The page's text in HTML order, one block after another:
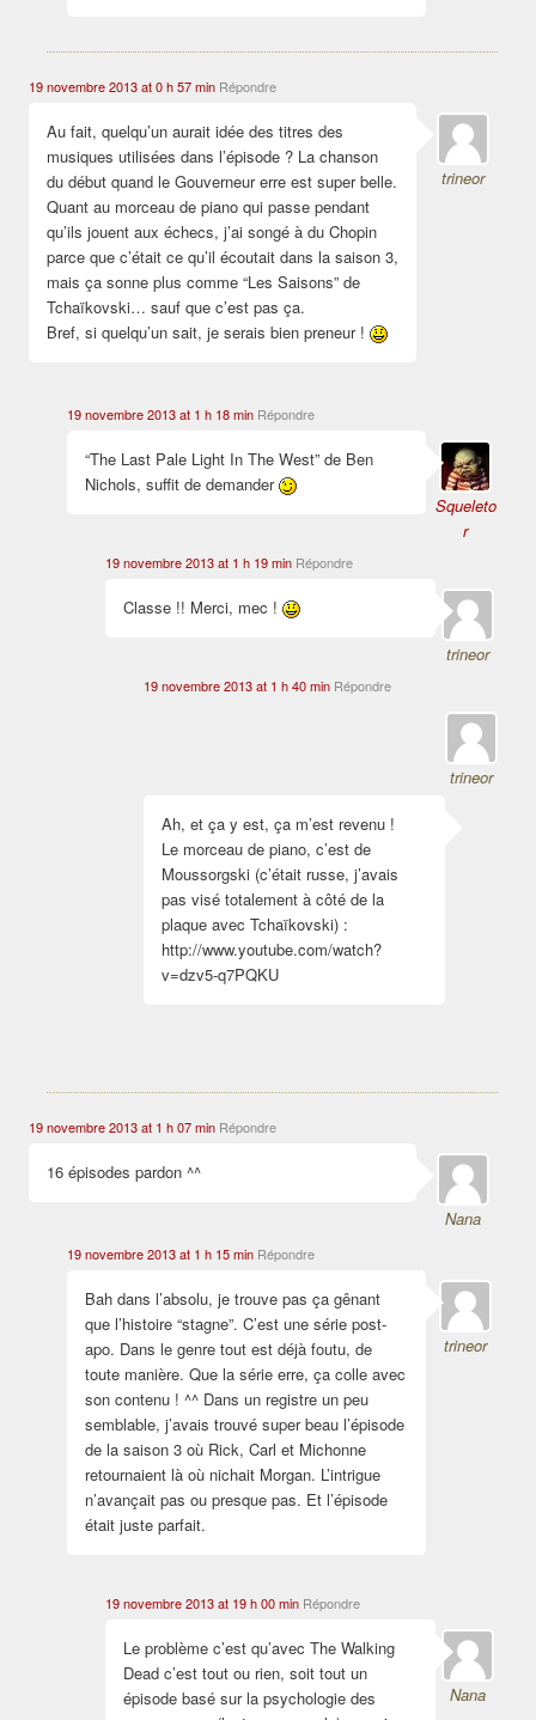
trineor
19 novembre 2013 at 0 h 57 min Répondre
Au fait, quelqu’un aurait idée des titres des
musiques utilisées dans l’épisode ? La chanson
du début quand le Gouverneur erre est super belle.
Quant au morceau de piano qui passe pendant
qu’ils jouent aux échecs, j’ai songé à du Chopin
parce que c’était ce qu’il écoutait dans la saison 3,
mais ça sonne plus comme “Les Saisons” de
Tchaïkovski… sauf que c’est pas ça.
Bref, si quelqu’un sait, je serais bien preneur !
Squeleto
r
19 novembre 2013 at 1 h 18 min Répondre
“The Last Pale Light In The West” de Ben
Nichols, suffit de demander
trineor
19 novembre 2013 at 1 h 19 min Répondre
Classe !! Merci, mec !
trineor
19 novembre 2013 at 1 h 40 min Répondre
Ah, et ça y est, ça m’est revenu !
Le morceau de piano, c’est de
Moussorgski (c’était russe, j’avais
pas visé totalement à côté de la
plaque avec Tchaïkovski) :
http://www.youtube.com/watch?
v=dzv5-q7PQKU
Nana
19 novembre 2013 at 1 h 07 min Répondre
16 épisodes pardon ^^
trineor
19 novembre 2013 at 1 h 15 min Répondre
Bah dans l’absolu, je trouve pas ça gênant
que l’histoire “stagne”. C’est une série post-
apo. Dans le genre tout est déjà foutu, de
toute manière. Que la série erre, ça colle avec
son contenu ! ^^ Dans un registre un peu
semblable, j’avais trouvé super beau l’épisode
de la saison 3 où Rick, Carl et Michonne
retournaient là où nichait Morgan. L’intrigue
n’avançait pas ou presque pas. Et l’épisode
était juste parfait.
Nana
19 novembre 2013 at 19 h 00 min Répondre
Le problème c’est qu’avec The Walking
Dead c’est tout ou rien, soit tout un
épisode basé sur la psychologie des